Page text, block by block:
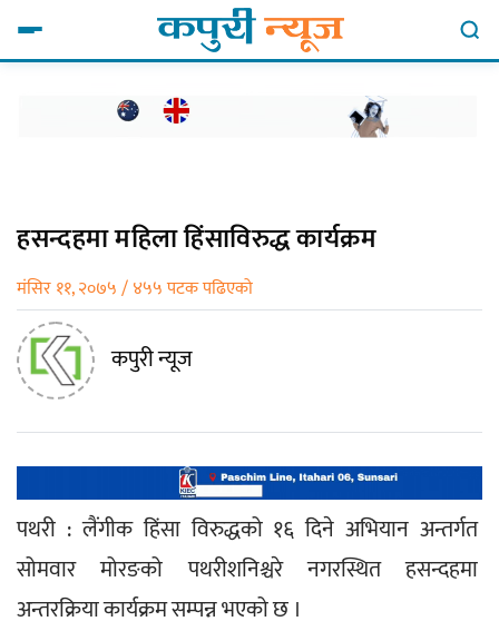
हसन्दहमा महिला हिंसाविरुद्ध कार्यक्रम
मंसिर ११, २०७५ / ४५५ पटक पढिएको
कपुरी न्यूज
पथरी : लैंगीक हिंसा विरुद्धको १६ दिने अभियान अन्तर्गत
सोमवार मोरङको पथरीशनिश्चरे नगरस्थित हसन्दहमा
अन्तरक्रिया कार्यक्रम सम्पन्न भएको छ ।